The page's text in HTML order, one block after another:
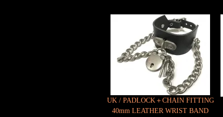
UK / PADLOCK＋CHAIN FITTING
40mm LEATHER WRIST BAND